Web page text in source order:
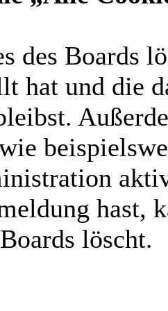
des Boards
hat und die
hast,
löscht.